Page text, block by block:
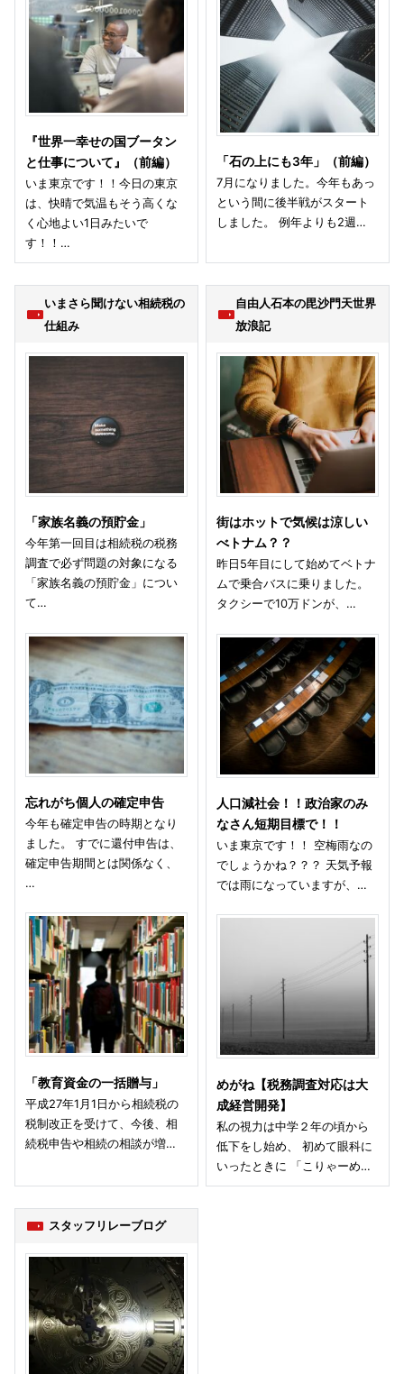
『世界一幸せの国ブータン
と仕事について』（前編）
いま東京です！！今日の東京
は、快晴で気温もそう高くな
く心地よい1日みたいで
す！！…
「石の上にも3年」（前編）
7月になりました。今年もあっ
という間に後半戦がスタート
しました。 例年よりも2週…
いまさら聞けない相続税の
仕組み
「家族名義の預貯金」
今年第一回目は相続税の税務
調査で必ず問題の対象になる
「家族名義の預貯金」につい
て…
忘れがち個人の確定申告
今年も確定申告の時期となり
ました。 すでに還付申告は、
確定申告期間とは関係なく、
…
「教育資金の一括贈与」
平成27年1月1日から相続税の
税制改正を受けて、今後、相
続税申告や相続の相談が増…
自由人石本の毘沙門天世界
放浪記
街はホットで気候は涼しい
べトナム？？
昨日5年目にして始めてベトナ
ムで乗合バスに乗りました。
タクシーで10万ドンが、…
人口減社会！！政治家のみ
なさん短期目標で！！
いま東京です！！ 空梅雨なの
でしょうかね？？？ 天気予報
では雨になっていますが、…
めがね【税務調査対応は大
成経営開発】
私の視力は中学２年の頃から
低下をし始め、 初めて眼科に
いったときに 「こりゃーめ…
スタッフリレーブログ